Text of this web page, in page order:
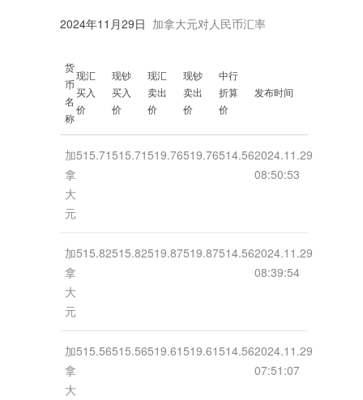
2024年11月29日 加拿大元对人民币汇率
货
币
名
称
现汇
买入
价
现钞
买入
价
现汇
卖出
价
现钞
卖出
价
中行
折算
价
发布时间
加
拿
大
元
515.71515.71519.76519.76514.562024.11.29
08:50:53
加
拿
大
元
515.82515.82519.87519.87514.562024.11.29
08:39:54
加
拿
大
515.56515.56519.61519.61514.562024.11.29
07:51:07